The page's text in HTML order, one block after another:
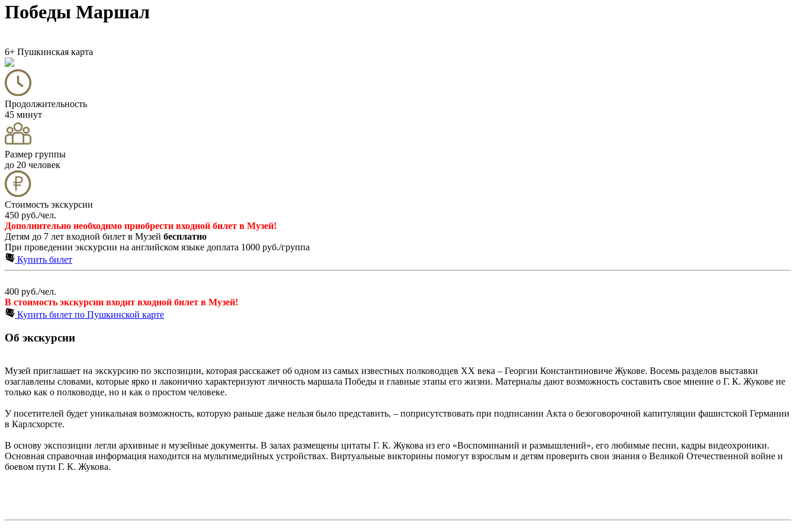
Победы Маршал
6+ Пушкинская карта
Продолжительность
45 минут
Размер группы
до 20 человек
Стоимость экскурсии
450 руб./чел.
Дополнительно необходимо приобрести входной билет в Музей!
Детям до 7 лет входной билет в Музей бесплатно
При проведении экскурсии на английском языке доплата 1000 руб./группа
Купить билет
400 руб./чел.
В стоимость экскурсии входит входной билет в Музей!
Купить билет по Пушкинской карте
Об экскурсии
Музей приглашает на экскурсию по экспозиции, которая расскажет об одном из самых известных полководцев XX века – Георгии Константиновиче Жукове. Восемь разделов выставки
озаглавлены словами, которые ярко и лаконично характеризуют личность маршала Победы и главные этапы его жизни. Материалы дают возможность составить свое мнение о Г. К. Жукове не
только как о полководце, но и как о простом человеке.
У посетителей будет уникальная возможность, которую раньше даже нельзя было представить, – поприсутствовать при подписании Акта о безоговорочной капитуляции фашистской Германии
в Карлсхорсте.
В основу экспозиции легли архивные и музейные документы. В залах размещены цитаты Г. К. Жукова из его «Воспоминаний и размышлений», его любимые песни, кадры видеохроники.
Основная справочная информация находится на мультимедийных устройствах. Виртуальные викторины помогут взрослым и детям проверить свои знания о Великой Отечественной войне и
боевом пути Г. К. Жукова.